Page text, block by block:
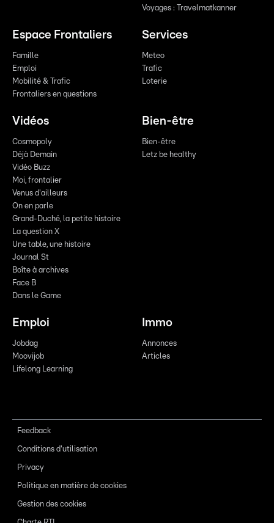
Voyages : Travelmatkanner
Espace Frontaliers
Famille
Emploi
Mobilité & Trafic
Frontaliers en questions
Services
Meteo
Trafic
Loterie
Vidéos
Cosmopoly
Déjà Demain
Vidéo Buzz
Moi, frontalier
Venus d'ailleurs
On en parle
Grand-Duché, la petite histoire
La question X
Une table, une histoire
Journal St
Boîte à archives
Face B
Dans le Game
Bien-être
Bien-être
Letz be healthy
Emploi
Jobdag
Moovijob
Lifelong Learning
Immo
Annonces
Articles
Feedback
Conditions d'utilisation
Privacy
Politique en matière de cookies
Gestion des cookies